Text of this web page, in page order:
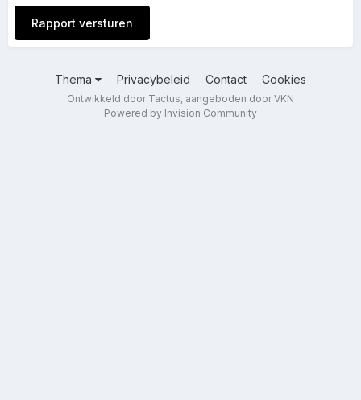
Rapport versturen
Thema Privacybeleid Contact Cookies
Ontwikkeld door Tactus, aangeboden door VKN
Powered by Invision Community